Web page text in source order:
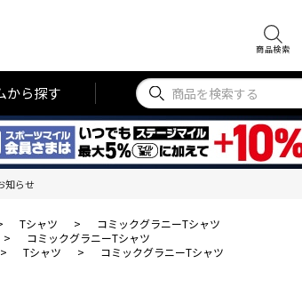
商品検索
から探す
知らせ
Tシャツ >
コミックグラニーTシャツ
>
コミックグラニーTシャツ
> Tシャツ > コミックグラニーTシャツ